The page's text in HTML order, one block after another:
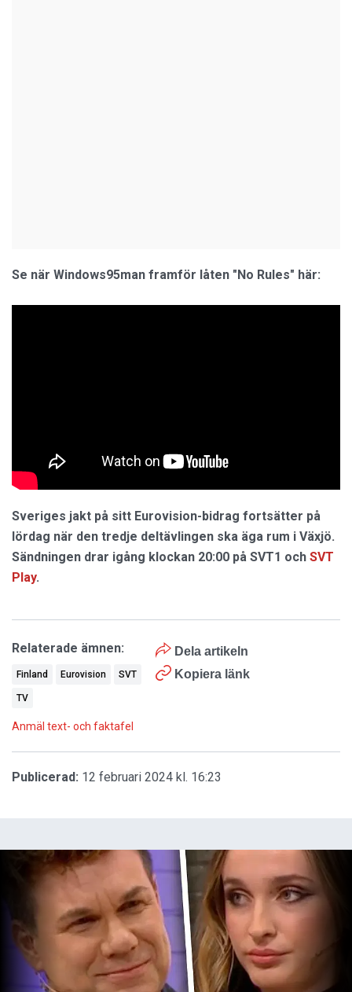
Se när Windows95man framför låten "No Rules" här:
Sveriges jakt på sitt Eurovision-bidrag fortsätter på
lördag när den tredje deltävlingen ska äga rum i Växjö.
Sändningen drar igång klockan 20:00 på SVT1 och SVT
Play.
Dela artikeln
Kopiera länk
Relaterade ämnen:
Finland Eurovision SVT
TV
Anmäl text- och faktafel
Publicerad: 12 februari 2024 kl. 16:23